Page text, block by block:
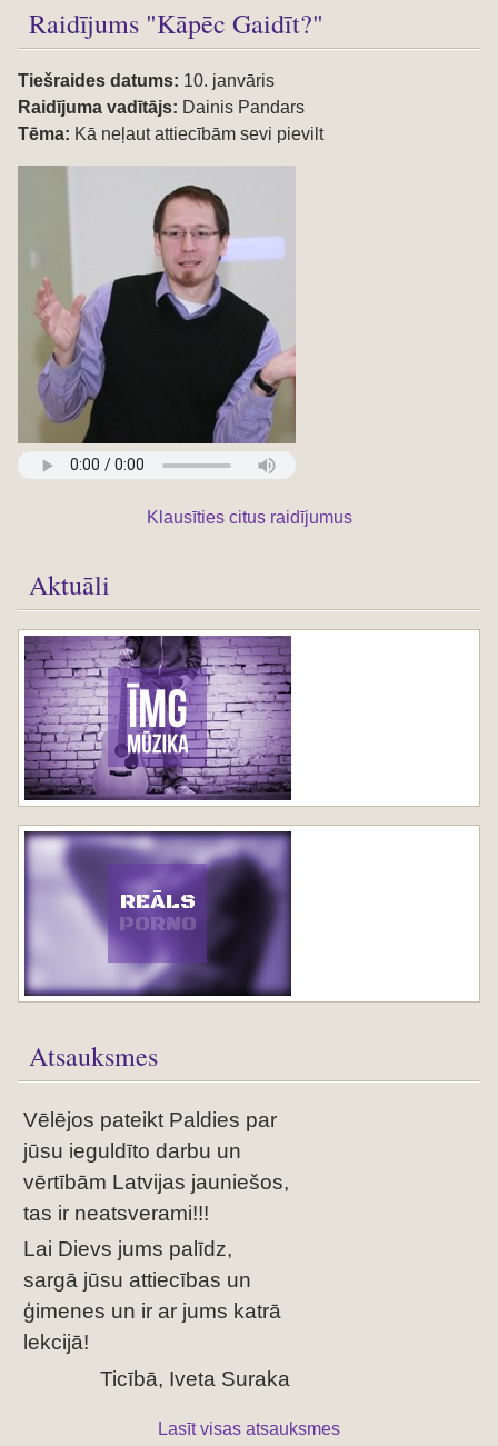
Raidījums "Kāpēc Gaidīt?"
Tiešraides datums: 10. janvāris
Raidījuma vadītājs: Dainis Pandars
Tēma: Kā neļaut attiecībām sevi pievilt
Klausīties citus raidījumus
Aktuāli
REĀLS
PORNO
Atsauksmes
Vēlējos pateikt Paldies par
jūsu ieguldīto darbu un
vērtībām Latvijas jauniešos,
tas ir neatsverami!!!
Lai Dievs jums palīdz,
sargā jūsu attiecības un
ģimenes un ir ar jums katrā
lekcijā!
Ticībā, Iveta Suraka
Lasīt visas atsauksmes